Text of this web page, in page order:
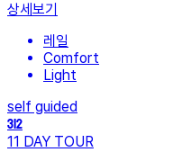
상세보기
레일
Comfort
Light
self guided
312
11 DAY TOUR